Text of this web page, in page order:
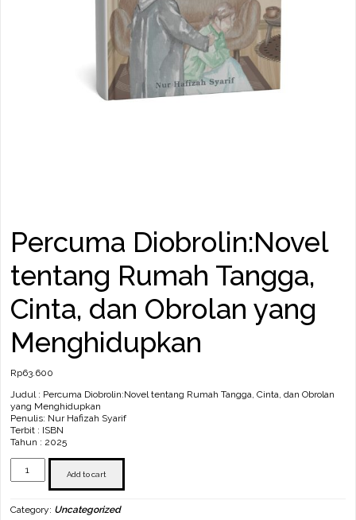
Percuma Diobrolin:Novel
tentang Rumah Tangga,
Cinta, dan Obrolan yang
Menghidupkan
Rp63.600
Judul : Percuma Diobrolin:Novel tentang Rumah Tangga, Cinta, dan Obrolan
yang Menghidupkan
Penulis: Nur Hafizah Syarif
Terbit : ISBN
Tahun : 2025
Percuma
Diobrolin:Novel
Tangga,
Add to cart
Category: Uncategorized